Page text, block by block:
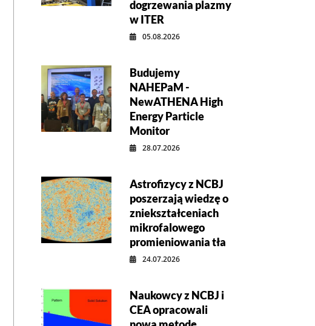
dogrzewania plazmy
w ITER
05.08.2026
Budujemy
NAHEPaM -
NewATHENA High
Energy Particle
Monitor
28.07.2026
Astrofizycy z NCBJ
poszerzają wiedzę o
zniekształceniach
mikrofalowego
promieniowania tła
24.07.2026
Naukowcy z NCBJ i
CEA opracowali